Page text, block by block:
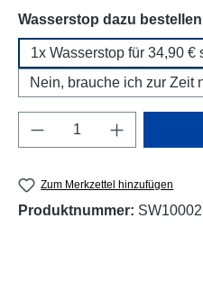
Wasserstop dazu bestellen
1x Wasserstop für 34,90 €
Nein, brauche ich zur Zeit
Produkt Anzahl:
Zum Merkzettel hinzufügen
Produktnummer: